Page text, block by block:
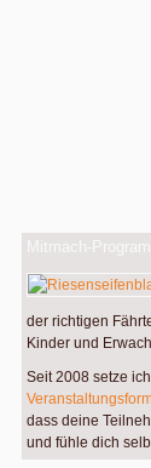
Mitmach-
der richtigen
Kinder und
Seit 2008 setze
dass deine
und fühle dich